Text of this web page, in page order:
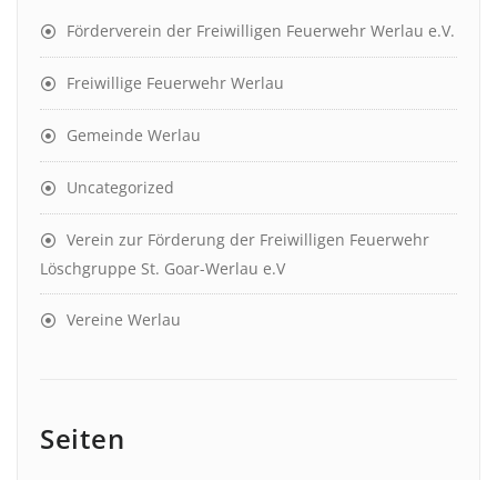
Förderverein der Freiwilligen Feuerwehr Werlau e.V.
Freiwillige Feuerwehr Werlau
Gemeinde Werlau
Uncategorized
Verein zur Förderung der Freiwilligen Feuerwehr
Löschgruppe St. Goar-Werlau e.V
Vereine Werlau
Seiten